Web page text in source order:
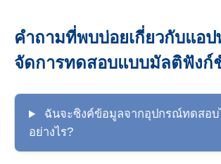
คำถามที่พบบ่อยเกี่ยวกับแอ
จัดการทดสอบแบบมัลติฟังก์
ฉันจะซิงค์ข้อมูลจากอุปกรณ์ทดสอบ
อย่างไร?